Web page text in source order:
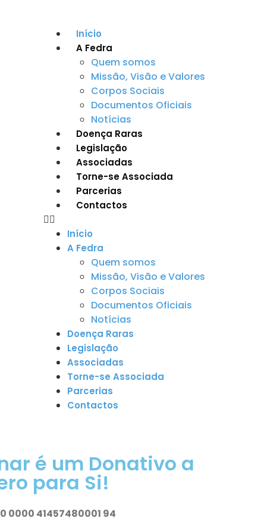
Início
A Fedra
Quem somos
Missão, Visão e Valores
Corpos Sociais
Documentos Oficiais
Notícias
Doença Raras
Legislação
Associadas
Torne-se Associada
Parcerias
Contactos
Início
A Fedra
Quem somos
Missão, Visão e Valores
Corpos Sociais
Documentos Oficiais
Notícias
Doença Raras
Legislação
Associadas
Torne-se Associada
Parcerias
Contactos
é um Donativo a
para Si!
0000 41457480001 94